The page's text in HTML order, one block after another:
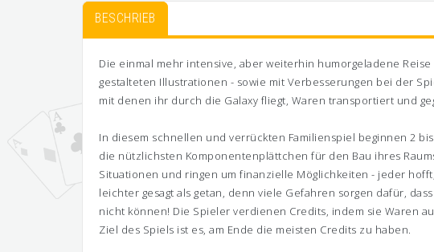
BESCHRIEB
Die einmal mehr intensive, aber weiterhin humorgeladene
gestalteten Illustrationen - sowie mit Verbesserungen bei der
mit denen ihr durch die Galaxy fliegt, Waren transportiert und
In diesem schnellen und verrückten Familienspiel beginnen 2
die nützlichsten Komponentenplättchen für den Bau ihres
Situationen und ringen um finanzielle Möglichkeiten - jeder
leichter gesagt als getan, denn viele Gefahren sorgen dafür,
nicht können! Die Spieler verdienen Credits, indem sie Waren
Ziel des Spiels ist es, am Ende die meisten Credits zu haben.